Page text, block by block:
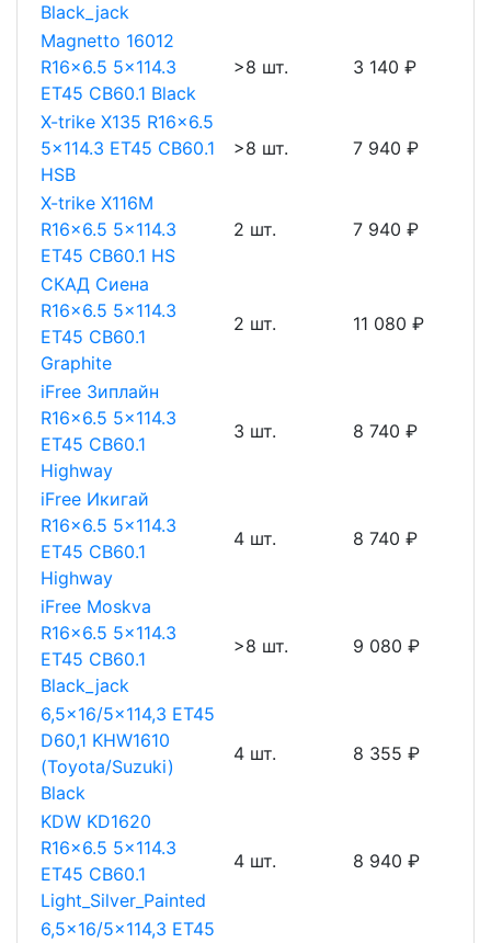
Black_jack
Magnetto 16012
R16x6.5 5x114.3
ET45 CB60.1 Black
>8 шт. 3 140 ₽
X-trike X135 R16x6.5
5x114.3 ET45 CB60.1
HSB
>8 шт. 7 940 ₽
X-trike X116М
R16x6.5 5x114.3
ET45 CB60.1 HS
2 шт. 7 940 ₽
СКАД Сиена
R16x6.5 5x114.3
ET45 CB60.1
Graphite
2 шт. 11 080 ₽
iFree Зиплайн
R16x6.5 5x114.3
ET45 CB60.1
Highway
3 шт. 8 740 ₽
iFree Икигай
R16x6.5 5x114.3
ET45 CB60.1
Highway
4 шт. 8 740 ₽
iFree Moskva
R16x6.5 5x114.3
ET45 CB60.1
Black_jack
>8 шт. 9 080 ₽
6,5x16/5x114,3 ET45
D60,1 KHW1610
(Toyota/Suzuki)
Black
4 шт. 8 355 ₽
KDW KD1620
R16x6.5 5x114.3
ET45 CB60.1
Light_Silver_Painted
4 шт. 8 940 ₽
6,5x16/5x114,3 ET45